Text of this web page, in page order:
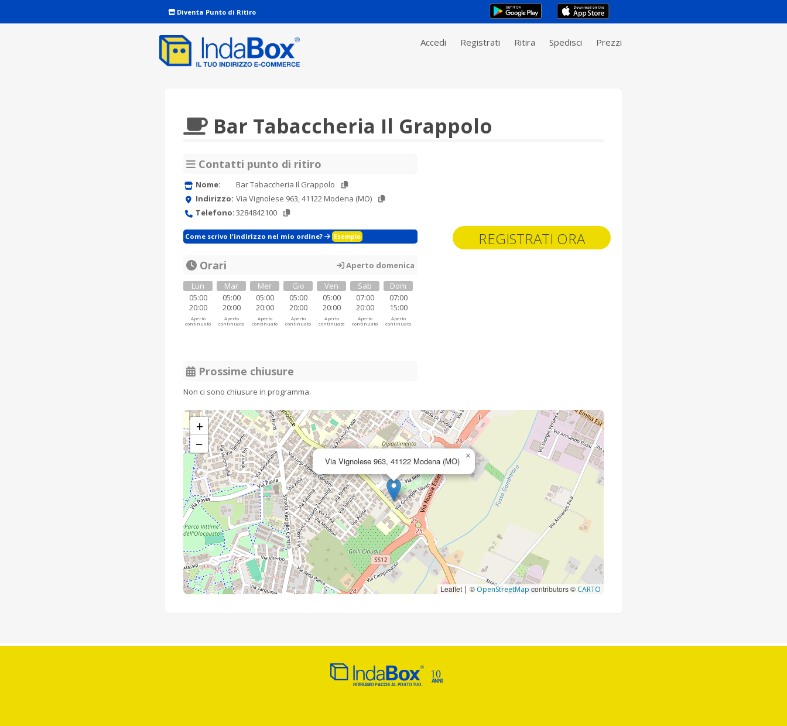
Diventa Punto di Ritiro
Accedi Registrati Ritira Spedisci Prezzi
REGISTRATI ORA
Bar Tabaccheria Il Grappolo
Contatti punto di ritiro
Nome:
Bar Tabaccheria Il Grappolo
Indirizzo: Via Vignolese 963, 41122 Modena (MO)
Telefono:3284842100
Come scrivo l'indirizzo nel mio ordine? Esempio
Orari
Aperto domenica
Lun
05:00
20:00
Aperto
continuato
Mar
05:00
20:00
Aperto
continuato
Mer
05:00
20:00
Aperto
continuato
Gio
05:00
20:00
Aperto
continuato
Ven
05:00
20:00
Aperto
continuato
Sab
07:00
20:00
Aperto
continuato
Dom
07:00
15:00
Aperto
continuato
Prossime chiusure
Non ci sono chiusure in programma.
Via Vignolese 963, 41122 Modena (MO) ×
+
−
Leaflet | © OpenStreetMap contributors © CARTO